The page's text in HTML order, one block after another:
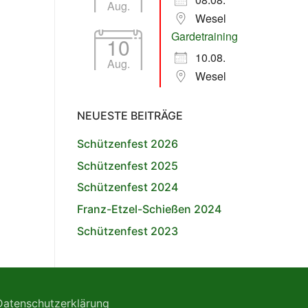
Aug.
Wesel
10
Aug.
Gardetraining
10.08.
Wesel
NEUESTE BEITRÄGE
Schützenfest 2026
Schützenfest 2025
Schützenfest 2024
Franz-Etzel-Schießen 2024
Schützenfest 2023